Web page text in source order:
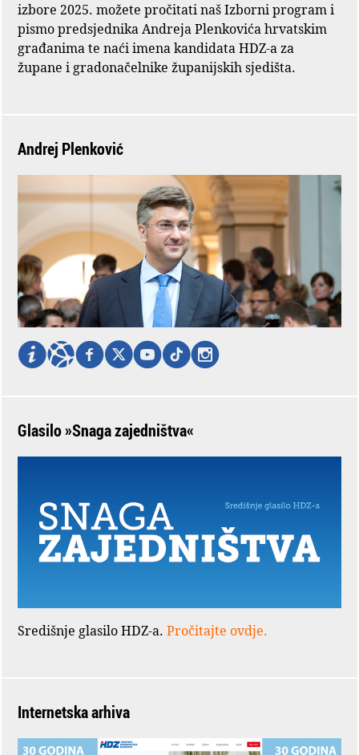
izbore 2025. možete pročitati naš Izborni program i
pismo predsjednika Andreja Plenkovića hrvatskim
građanima te naći imena kandidata HDZ-a za
župane i gradonačelnike županijskih sjedišta.
Andrej Plenković
Glasilo »Snaga zajedništva«
Središnje glasilo HDZ-a. Pročitajte ovdje.
Internetska arhiva